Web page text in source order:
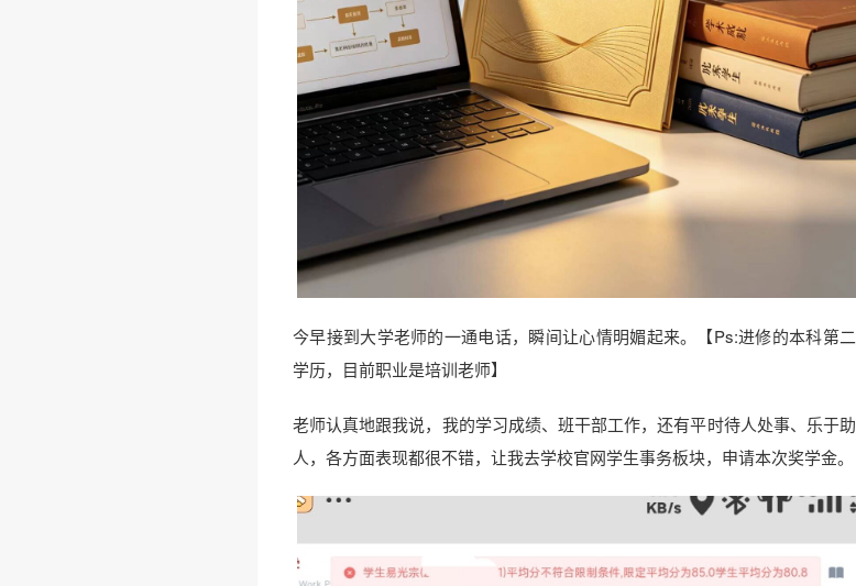
今早接到大学老师的一通电话，瞬间让心情明媚起来。【Ps:进修的本科第二
学历，目前职业是培训老师】
老师认真地跟我说，我的学习成绩、班干部工作，还有平时待人处事、乐于助
人，各方面表现都很不错，让我去学校官网学生事务板块，申请本次奖学金。